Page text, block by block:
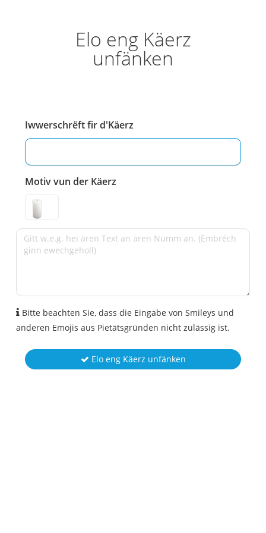
Elo eng Käerz
unfänken
Iwwerschrëft fir d'Käerz
Motiv vun der Käerz
Bitte beachten Sie, dass die Eingabe von Smileys und
anderen Emojis aus Pietätsgründen nicht zulässig ist.
Elo eng Käerz unfänken